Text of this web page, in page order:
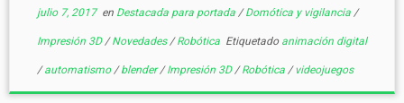
julio 7, 2017en Destacada para portada /Domótica y vigilancia /
Impresión 3D /Novedades /Robótica Etiquetado animación digital
/automatismo /blender/Impresión 3D /Robótica /videojuegos